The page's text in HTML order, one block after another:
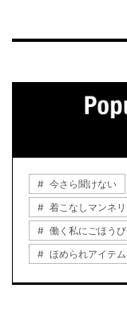
今さら聞けない
着こなしマンネリ
働く私にごほうび
ほめられアイテム